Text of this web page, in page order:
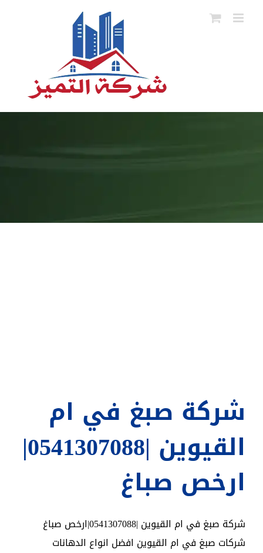
شركة صبغ في ام
القيوين |0541307088|
ارخص صباغ
شركة صبغ في ام القيوين |0541307088|ارخص صباغ
شركات صبغ في ام القيوين افضل انواع الدهانات